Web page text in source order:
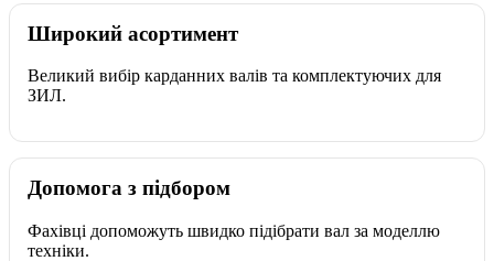
Широкий асортимент
Великий вибір карданних валів та комплектуючих для
ЗИЛ.
Допомога з підбором
Фахівці допоможуть швидко підібрати вал за моделлю
техніки.